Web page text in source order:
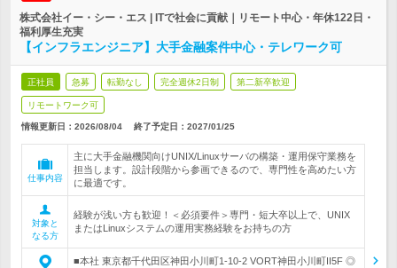
株式会社イー・シー・エス | ITで社会に貢献｜リモート中心・年休122日・
福利厚生充実
【インフラエンジニア】大手金融案件中心・テレワーク可
正社員 急募 転勤なし 完全週休2日制 第二新卒歓迎
リモートワーク可
情報更新日：2026/08/04 終了予定日： 2027/01/25
仕事内容
主に大手金融機関向けUNIX/Linuxサーバの構築・運用保守業務を
担当します。設計段階から参画できるので、専門性を高めたい方
に最適です。
対象と
なる方
経験が浅い方も歓迎！＜必須要件＞専門・短大卒以上で、UNIX
またはLinuxシステムの運用実務経験をお持ちの方
■本社 東京都千代田区神田小川町1-10-2 VORT神田小川町II5F ◎